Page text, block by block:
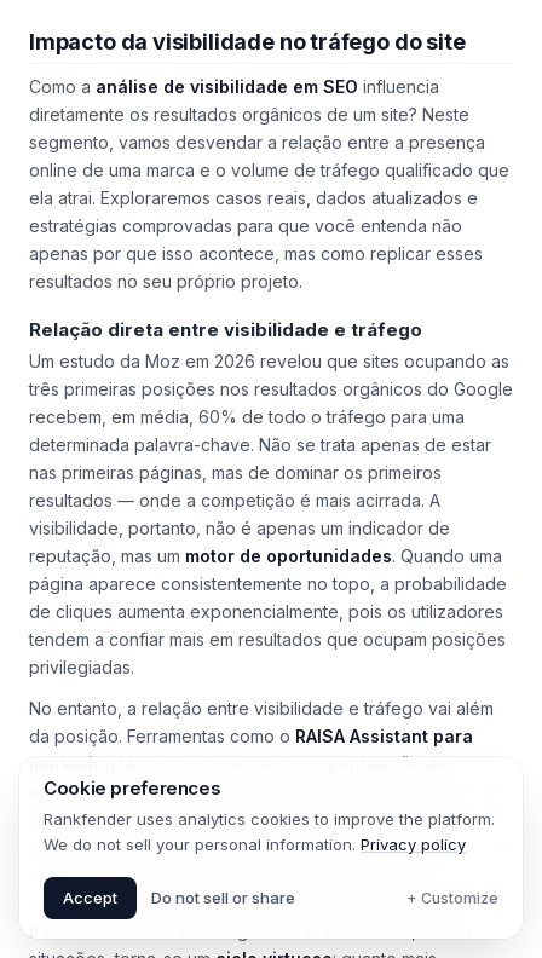
nos rankings de busca.
Impacto da visibilidade no tráfego do site
Como aanálise de visibilidade em SEOinfluencia
diretamente os resultados orgânicos de um site? Neste
segmento, vamos desvendar a relação entre a presença
online de uma marca e o volume de tráfego qualificado que
ela atrai. Exploraremos casos reais, dados atualizados e
estratégias comprovadas para que você entenda não
resultados no seu próprio projeto.
Relação direta entre visibilidade e tráfego
Um estudo da Moz em 2026 revelou que sites ocupando as
três primeiras posições nos resultados orgânicos do Google
recebem, em média, 60% de todo o tráfego para uma
determinada palavra-chave. Não se trata apenas de estar
nas primeiras páginas, mas de dominar os primeiros
resultados — onde a competição é mais acirrada. A
visibilidade, portanto, não é apenas um indicador de
reputação, mas um motor de oportunidades. Quando uma
página aparece consistentemente no topo, a probabilidade
de cliques aumenta exponencialmente, pois os utilizadores
tendem a confiar mais em resultados que ocupam posições
privilegiadas.
da posição. Ferramentas como o
marketing IA mostram que sites com pontuação de
oportunidades elevada — ou seja, páginas com potencial
para ranquear bem — conseguem aumentar o tráfego
orgânico em até 40% em apenas três meses. Isso porque a
inteligência artificial consegue identificar lacunas de
Cookie preferences
Rankfender uses analytics cookies to improve the platform.
We do not sell your personal information. Privacy policy
Accept Do not sell or share + Customize